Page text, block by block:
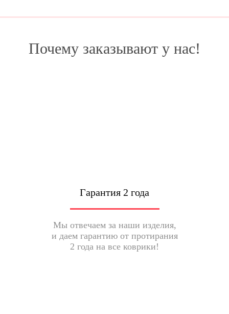
Почему заказывают у нас!
Гарантия 2 года
Мы отвечаем за наши изделия,
и даем гарантию от протирания
2 года на все коврики!